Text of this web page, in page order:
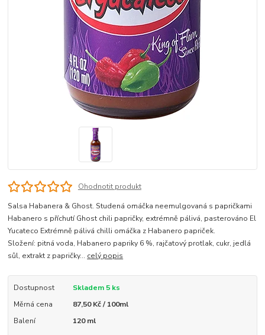
Ohodnotit produkt
Salsa Habanera & Ghost. Studená omáčka neemulgovaná s papričkami
Habanero s příchutí Ghost chili papričky, extrémně pálivá, pasterováno El
Yucateco Extrémně pálivá chilli omáčka z Habanero papriček.
Složení: pitná voda, Habanero papriky 6 %, rajčatový protlak, cukr, jedlá
sůl, extrakt z papričky... celý popis
Dostupnost
Skladem 5 ks
Měrná cena
87,50 Kč / 100ml
Balení
120 ml